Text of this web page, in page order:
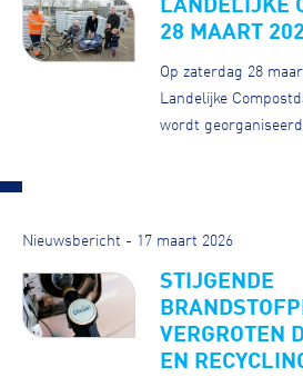
28 MAART
Op zaterdag 28
Landelijke
wordt
Nieuwsbericht - 17 maart 2026
STIJGENDE
VERGROTEN
EN